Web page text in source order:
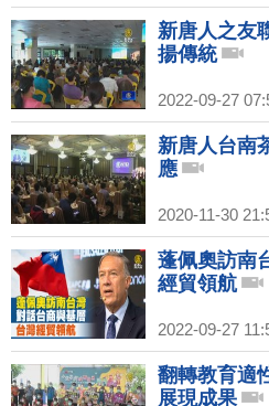
新唐人之友
揚傳統
2022-09-27
新唐人台南
應
2020-11-30
蓬佩奧訪南
經貿領航
2022-09-27
翻轉教育適
展現成果